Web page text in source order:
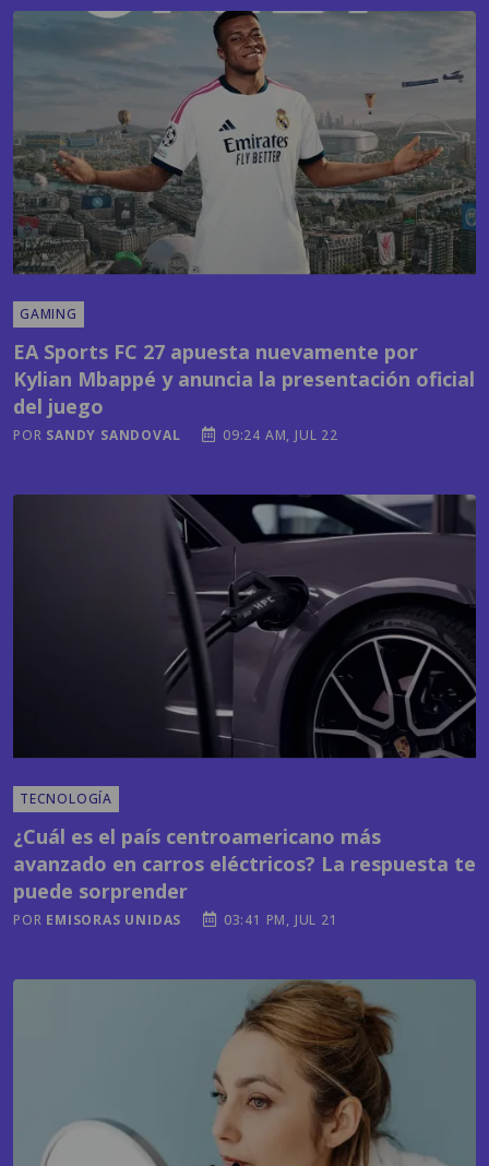
GAMING
Kylian Mbappé y anuncia la presentación oficial
del juego
PORSANDY SANDOVAL 09:24 AM, JUL 22
avanzado en carros eléctricos? La respuesta te
puede sorprender
EMISORAS UNIDAS 03:41 PM, JUL 21